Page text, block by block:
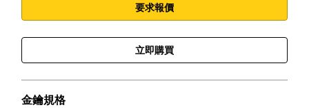
要求報價
立即購買
金鑰規格